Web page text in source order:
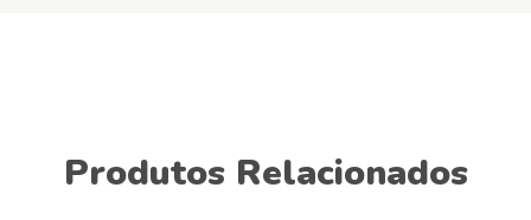
Produtos Relacionados